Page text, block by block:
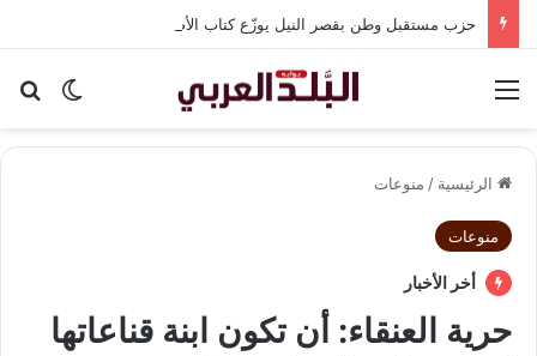
الوضع
الرئيسية / منوعات
منوعات
أخر الأخبار
حرية العنقاء: أن تكون ابنة قناعاتها